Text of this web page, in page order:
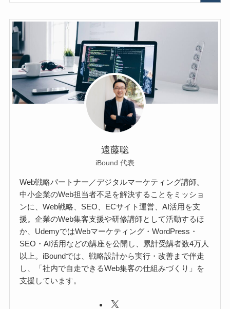
遠藤聡
iBound 代表
Web戦略パートナー／デジタルマーケティング講師。
中小企業のWeb担当者不足を解決することをミッショ
ンに、Web戦略、SEO、ECサイト運営、AI活用を支
援。企業のWeb集客支援や研修講師として活動するほ
か、UdemyではWebマーケティング・WordPress・
SEO・AI活用などの講座を公開し、累計受講者数4万人
以上。iBoundでは、戦略設計から実行・改善まで伴走
し、「社内で自走できるWeb集客の仕組みづくり」を
支援しています。